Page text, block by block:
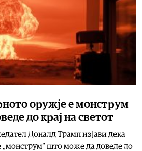
оружје е монструм
до крај на светот
Доналд Трамп изјави дека
„монструм“ што може да доведе до